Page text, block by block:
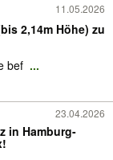
11.05.2026
2,14m Höhe) zu
bef ...
23.04.2026
in Hamburg-